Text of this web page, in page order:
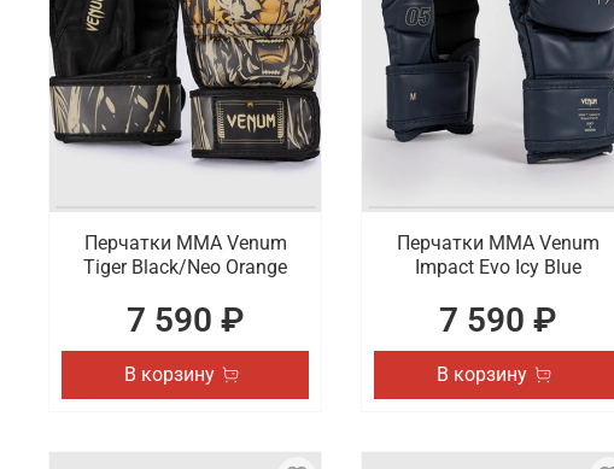
Перчатки ММА Venum
Tiger Black/Neo Orange
7 590 ₽
В корзину
Перчатки ММА Venum
Impact Evo Icy Blue
7 590 ₽
В корзину